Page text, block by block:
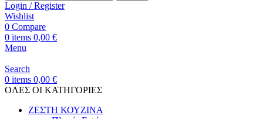
Login / Register
Wishlist
0 Compare
0 items 0,00 €
Menu
Search
0 items 0,00 €
OΛΕΣ ΟΙ ΚΑΤΗΓΟΡΙΕΣ
ΖΕΣΤΗ ΚΟΥΖΙΝΑ